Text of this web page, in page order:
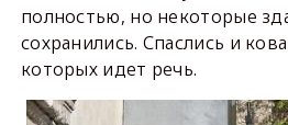
полностью, но некоторые
сохранились. Спаслись и
которых идет речь.